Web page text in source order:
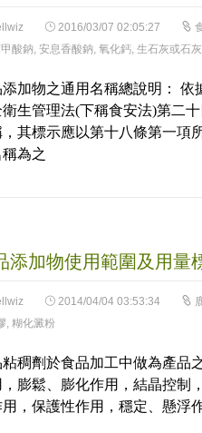
2016/03/07 02:05:27
酸鈉, 安息香酸鈉, 氧化鈣, 生石灰或石灰
加物之通用名稱總說明：
生管理法(下稱食安法)第二
其標示應以第十八條第一項
稱為之
添加物使用範圍及用量
2014/04/04 03:53:34
, 糊化澱粉
稠劑於食品加工中做為產品
膨鬆、膨化作用，結晶控制
用，保護性作用，穩定、懸浮